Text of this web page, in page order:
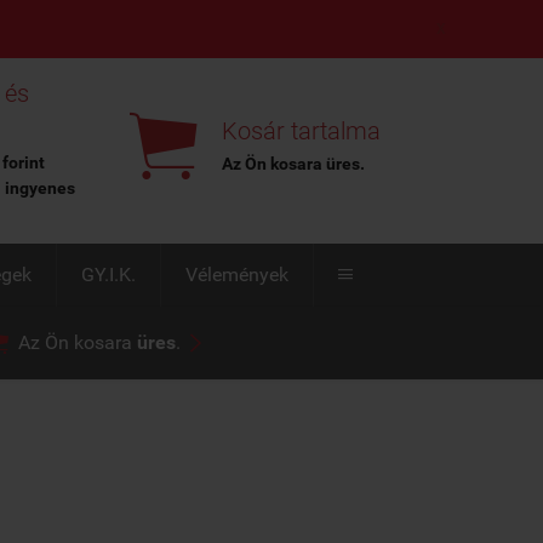
forint
 Kosár tartalma
Az Ön kosara üres.
GY.I.K. Vélemények 
Az Ön kosara üres. 